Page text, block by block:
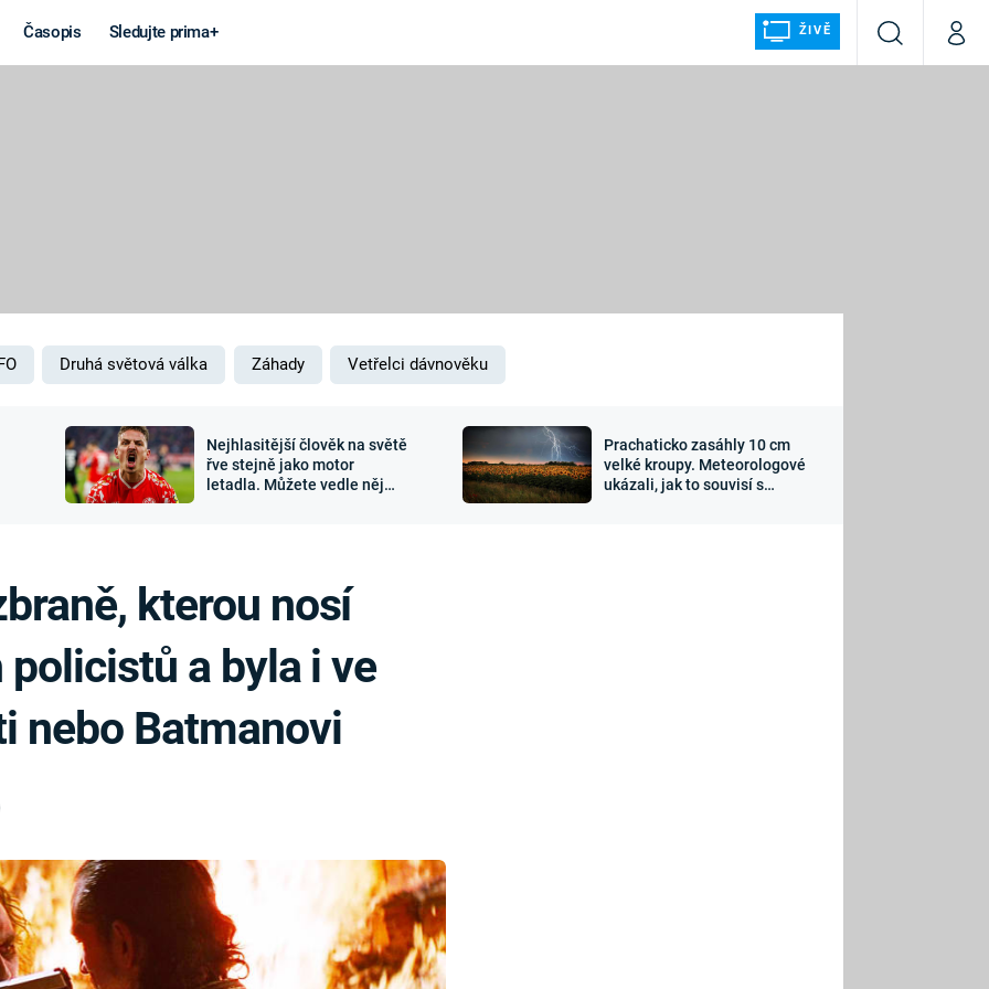
Časopis Sledujte prima+ ŽIVĚ
VyhledáváníMůj
MARS
Záhady a
konspirace
UTAJENÉ PŘÍBĚHY
ČESKÝCH DĚJIN
ALTERNATIVNÍ
Zajímavosti
FILMY VERSUS
Sledujte nás
Druhá světová válka Záhady Vetřelci dávnověku
Nejhlasitější člověk na světě
řve stejně jako motor
letadla. Můžete vedle něj
Prachaticko zasáhly 10 cm
velké kroupy. Meteorologové
ukázali, jak to souvisí s
kterou nosí
a byla i ve
nebo Batmanovi